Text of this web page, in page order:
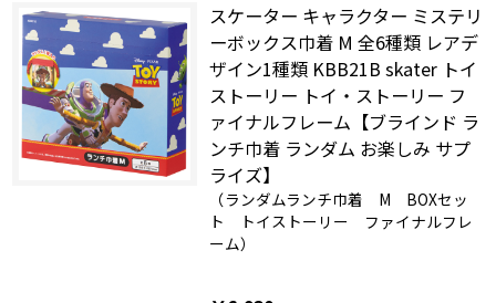
スケーター キャラクター ミステリ
ーボックス巾着 M 全6種類 レアデ
ザイン1種類 KBB21B skater トイ
ストーリー トイ・ストーリー フ
ァイナルフレーム【ブラインド ラ
ンチ巾着 ランダム お楽しみ サプ
ライズ】
（ランダムランチ巾着 M BOXセッ
ト トイストーリー ファイナルフレ
ーム）